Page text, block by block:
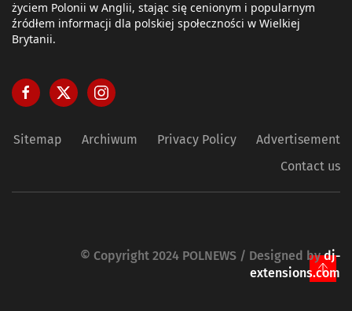
życiem Polonii w Anglii, stając się cenionym i popularnym
źródłem informacji dla polskiej społeczności w Wielkiej
Brytanii.
Sitemap Archiwum Privacy Policy
Advertisement
Contact us
© Copyright 2024 POLNEWS / Designed bydj-
extensions.com